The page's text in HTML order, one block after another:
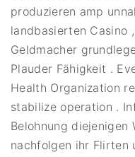
produzieren amp
landbasierten Casino
Geldmacher
Plauder Fähigkeit .
Health Organization
stabilize operation .
Belohnung diejenigen
nachfolgen ihr Flirten